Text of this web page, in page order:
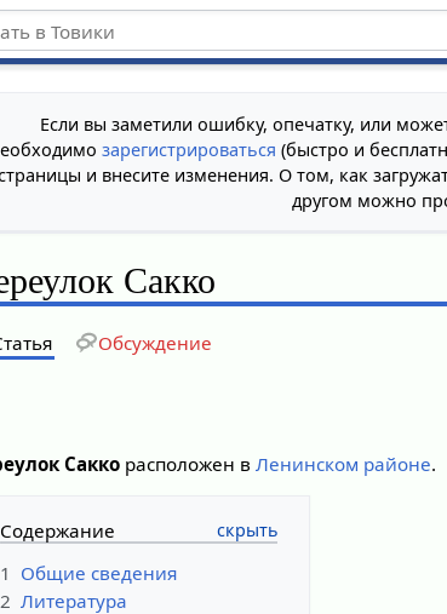
Если вы заметили ошибку, опечатку, или
зарегистрироваться (быстро и
и внесите изменения. О том, как
другом можно
Сакко
Обсуждение
Сакко расположен вЛенинском районе.
Содержание
1 Общие сведения
2 Литература